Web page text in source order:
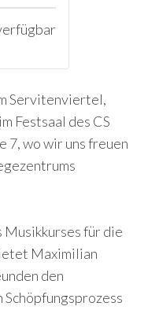
Servitenviertel,
Festsaal des CS
7, wo wir uns freuen
Musikkurses für die
Maximilian
den
Schöpfungsprozess